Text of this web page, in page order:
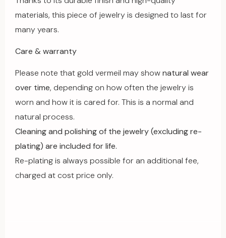
materials, this piece of jewelry is designed to last for
many years.
Care & warranty
Please note that gold vermeil may shownatural wear
over time, depending on how often the jewelry is
worn and how it is cared for. This is a normal and
natural process.
Cleaning and polishing of the jewelry (excluding re-
plating) are included for life.
Re-plating is always possible for an additional fee,
charged at cost price only.